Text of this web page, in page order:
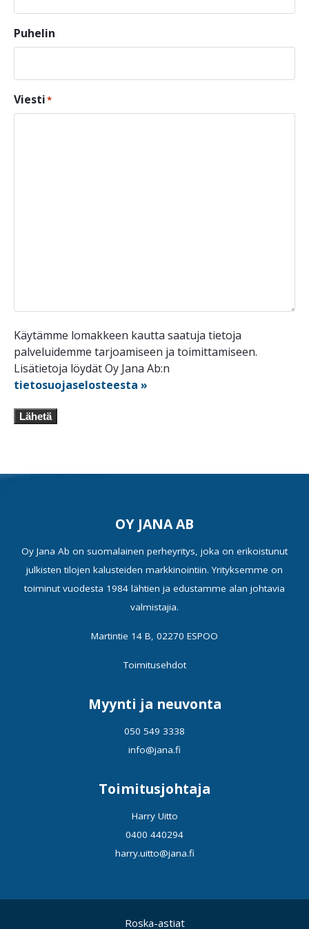
Puhelin
Viesti*
Käytämme lomakkeen kautta saatuja tietoja
palveluidemme tarjoamiseen ja toimittamiseen.
Lisätietoja löydät Oy Jana Ab:n
tietosuojaselosteesta »
Lähetä
OY JANA AB
Oy Jana Ab on suomalainen perheyritys, joka on erikoistunut
julkisten tilojen kalusteiden markkinointiin. Yrityksemme on
toiminut vuodesta 1984 lähtien ja edustamme alan johtavia
valmistajia.
Martintie 14 B, 02270 ESPOO
Toimitusehdot
Myynti ja neuvonta
050 549 3338
info@jana.fi
Toimitusjohtaja
Harry Uitto
0400 440294
harry.uitto@jana.fi
Roska-astiat